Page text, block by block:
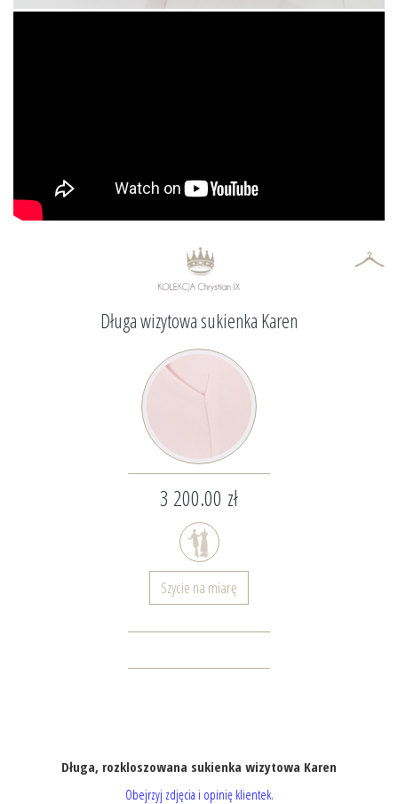
Długa wizytowa sukienka Karen
3 200.00 zł
Szycie na miarę
Długa, rozkloszowana sukienka wizytowa Karen
Obejrzyj zdjęcia i opinię klientek.